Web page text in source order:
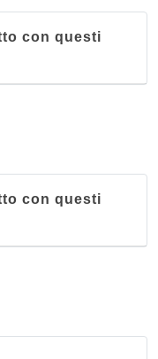
con questi
con questi